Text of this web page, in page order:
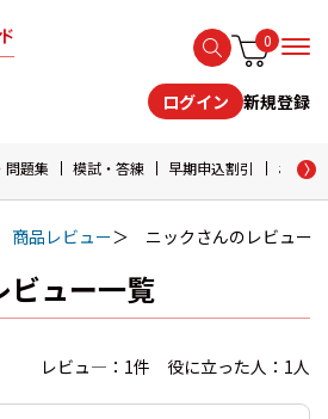
0
ログイン 新規登録
問題集 模試・答練 早期申込割引 おため
商品レビュー ニックさんのレビュー
ビュー一覧
レビュ―：1件 役に立った人：1人